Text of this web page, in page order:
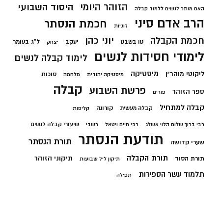
האם מותר לנשים ללמוד קבלה הזוהר היומי היסוד השבועי
הרב אדם סיני זוגיות חכמת הנסתר
חכמת הקבלה טו בשבט יוני כהן יעקב יצחק ל"ג בעומר
לימודי חסידות לנשים לימוד קבלה לנשים
ליקוטי מוהר"ן מיסטיקה מיסטיקה יהודית מלחמה סוכות
ספר הזוהר פורים פרשת השבוע קבלה
קבלה למתחיל קבלה מעשית קורונה קליפות
רבי ברוך שלום הלוי אשלג רבי חיים ויטאל רשבי שיעורי קבלה לנשים
שערי קדושה תודעת הנסתר תורת הנסתר
תורת הסוד תורת הקבלה תיקון ליל שבועות תיקוני הזוהר
תלמוד עשר הספירות תפילה